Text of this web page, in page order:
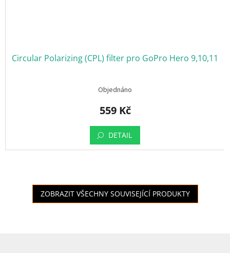
Circular Polarizing (CPL) filter pro GoPro Hero 9,10,11
Objednáno
559 Kč
DETAIL
ZOBRAZIT VŠECHNY SOUVISEJÍCÍ PRODUKTY